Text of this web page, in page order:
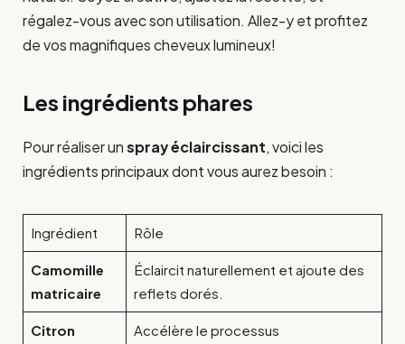
régalez-vous avec son utilisation. Allez-y et profitez
de vos magnifiques cheveux lumineux!
Les ingrédients phares
Pour réaliser unspray éclaircissant, voici les
ingrédients principaux dont vous aurez besoin :
Ingrédient Rôle
Camomille
matricaire
Éclaircit naturellement et ajoute des
reflets dorés.
Citron
Accélère le processus